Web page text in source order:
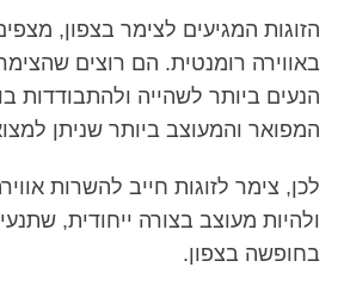
הזוגות המגיעים לצימר בצפון,
באווירה רומנטית. הם רוצים
הנעים ביותר לשהייה ולהתבודדות
המפואר והמעוצב ביותר שניתן
לכן, צימר לזוגות חייב להשרות
ולהיות מעוצב בצורה ייחודית,
בחופשה בצפון.